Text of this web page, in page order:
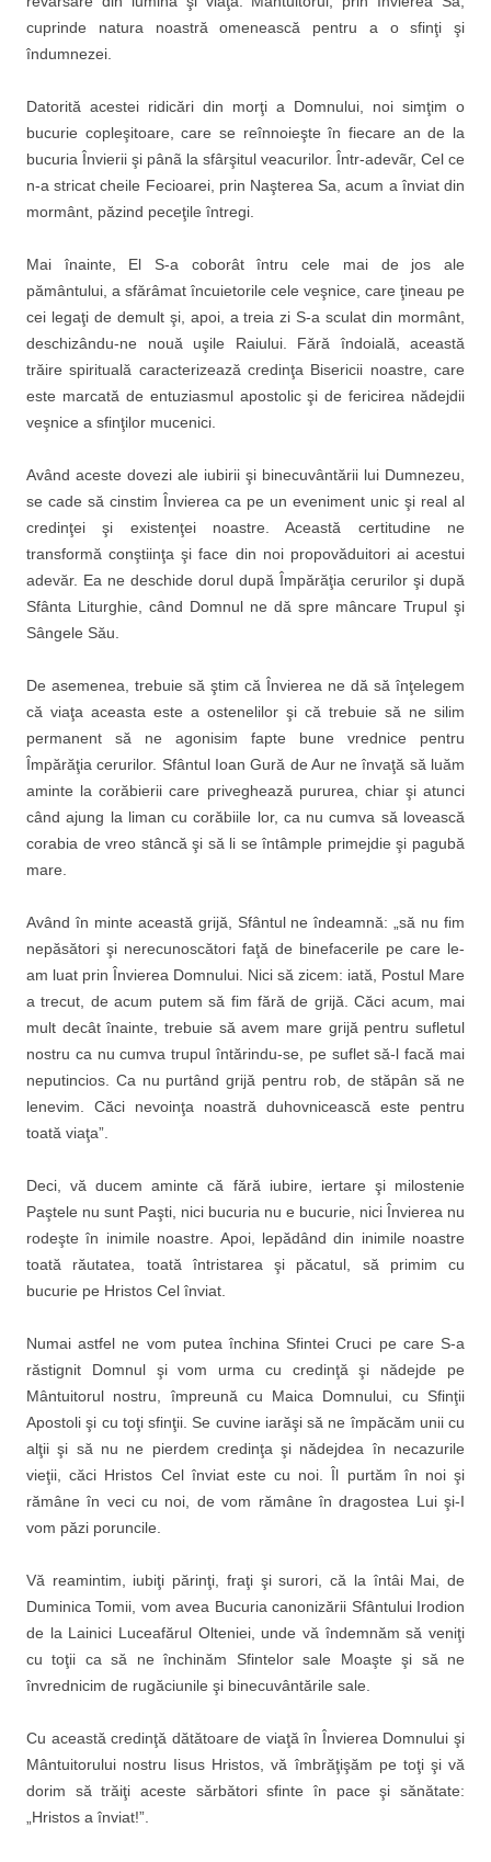
cuprinde natura noastră omenească pentru a o sfinţi şi
îndumnezei.
Datorită acestei ridicări din morţi a Domnului, noi simţim o
bucurie copleşitoare, care se reînnoieşte în fiecare an de la
bucuria Învierii şi pânã la sfârşitul veacurilor. Într-adevãr, Cel ce
n-a stricat cheile Fecioarei, prin Naşterea Sa, acum a înviat din
mormânt, păzind peceţile întregi.
Mai înainte, El S-a coborât întru cele mai de jos ale
pământului, a sfărâmat încuietorile cele veşnice, care ţineau pe
cei legaţi de demult şi, apoi, a treia zi S-a sculat din mormânt,
deschizându-ne nouă uşile Raiului. Fără îndoială, această
trăire spirituală caracterizează credinţa Bisericii noastre, care
este marcată de entuziasmul apostolic şi de fericirea nădejdii
veşnice a sfinţilor mucenici.
Având aceste dovezi ale iubirii şi binecuvântării lui Dumnezeu,
se cade să cinstim Învierea ca pe un eveniment unic şi real al
credinţei şi existenţei noastre. Această certitudine ne
transformă conştiinţa şi face din noi propovăduitori ai acestui
adevăr. Ea ne deschide dorul după Împărăţia cerurilor şi după
Sfânta Liturghie, când Domnul ne dă spre mâncare Trupul şi
Sângele Său.
De asemenea, trebuie să ştim că Învierea ne dă să înţelegem
că viaţa aceasta este a ostenelilor şi că trebuie să ne silim
permanent să ne agonisim fapte bune vrednice pentru
Împărăţia cerurilor. Sfântul Ioan Gură de Aur ne învaţă să luăm
aminte la corăbierii care priveghează pururea, chiar şi atunci
când ajung la liman cu corăbiile lor, ca nu cumva să lovească
corabia de vreo stâncă şi să li se întâmple primejdie şi pagubă
mare.
Având în minte această grijă, Sfântul ne îndeamnă: „să nu fim
nepăsători şi nerecunoscători faţă de binefacerile pe care le-
am luat prin Învierea Domnului. Nici să zicem: iată, Postul Mare
a trecut, de acum putem să fim fără de grijă. Căci acum, mai
mult decât înainte, trebuie să avem mare grijă pentru sufletul
nostru ca nu cumva trupul întărindu-se, pe suflet să-l facă mai
neputincios. Ca nu purtând grijă pentru rob, de stăpân să ne
lenevim. Căci nevoinţa noastră duhovnicească este pentru
toată viaţa”.
Deci, vă ducem aminte că fără iubire, iertare şi milostenie
Paştele nu sunt Paşti, nici bucuria nu e bucurie, nici Învierea nu
rodeşte în inimile noastre. Apoi, lepădând din inimile noastre
toată răutatea, toată întristarea şi păcatul, să primim cu
bucurie pe Hristos Cel înviat.
Numai astfel ne vom putea închina Sfintei Cruci pe care S-a
răstignit Domnul şi vom urma cu credinţă şi nădejde pe
Mântuitorul nostru, împreună cu Maica Domnului, cu Sfinţii
Apostoli şi cu toţi sfinţii. Se cuvine iarăşi să ne împăcăm unii cu
alţii şi să nu ne pierdem credinţa şi nădejdea în necazurile
vieţii, căci Hristos Cel înviat este cu noi. Îl purtăm în noi şi
rămâne în veci cu noi, de vom rămâne în dragostea Lui şi-I
vom păzi poruncile.
Vă reamintim, iubiţi părinţi, fraţi şi surori, că la întâi Mai, de
Duminica Tomii, vom avea Bucuria canonizării Sfântului Irodion
de la Lainici Luceafărul Olteniei, unde vă îndemnăm să veniţi
cu toţii ca să ne închinăm Sfintelor sale Moaşte şi să ne
învrednicim de rugăciunile şi binecuvântările sale.
Cu această credinţă dătătoare de viaţă în Învierea Domnului şi
Mântuitorului nostru Iisus Hristos, vă îmbrăţişăm pe toţi şi vă
dorim să trăiţi aceste sărbători sfinte în pace şi sănătate:
„Hristos a înviat!”.